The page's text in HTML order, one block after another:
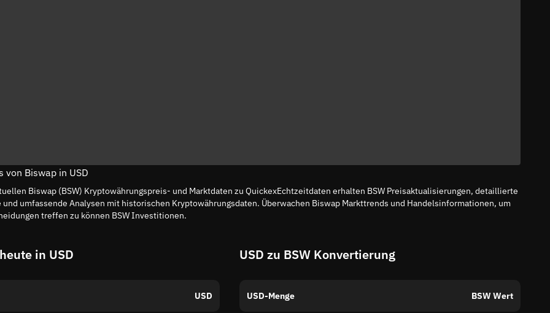
von Biswap in USD
Biswap (BSW) Kryptowährungspreis- und Marktdaten zu QuickexEchtzeitdaten erhalten BSW Preisaktualisierungen, detaillierte
und umfassende Analysen mit historischen Kryptowährungsdaten. Überwachen Biswap Markttrends und Handelsinformationen, um
treffen zu können BSW Investitionen.
in USD
USD
USD zu BSW Konvertierung
USD-Menge BSW Wert